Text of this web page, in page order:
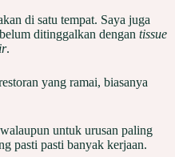
di satu tempat. Saya juga
ditinggalkan dengan tissue
.
yang ramai, biasanya
untuk urusan paling
pasti pasti banyak kerjaan.